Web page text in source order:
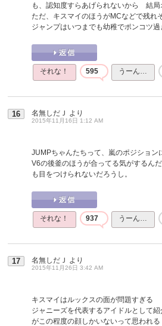
も、認知度すらあげられないから 結局
ただ、キスマイのほうがMCなどで残れ
ジャンプはいつまでも幼稚でポンコツ過
それな！ 595 うーん…
16 名無しだＪ より
2015年11月16日 1:12 AM
JUMPちゃんたちって、嵐のポジション
V6の後釜のほうが合ってる気がするん
も目をつけられないだろうし。
それな！ 937 うーん…
17 名無しだＪ より
2015年11月26日 3:42 AM
キスマイはルックスの面が問題すぎる
ジャニーズを代表するアイドルとして
がこの程度の顔しかいないって思われる